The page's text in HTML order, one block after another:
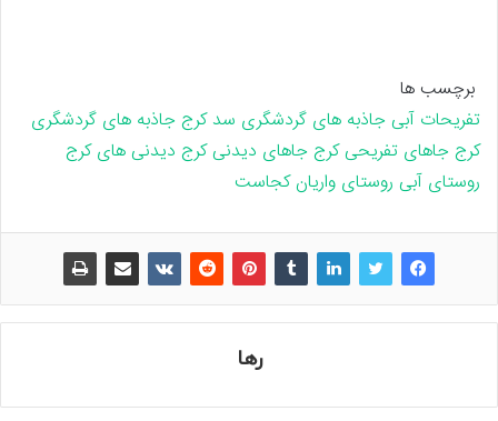
برچسب ها
تفریحات آبی جاذبه های گردشگری سد کرج جاذبه های گردشگری
کرج جاهای تفریحی کرج جاهای دیدنی کرج دیدنی های کرج
روستای آبی روستای واریان کجاست
رها